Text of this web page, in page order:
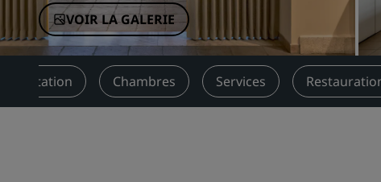
Marques affiliées en Chine
VOIR LA GALERIE
Chambres Services